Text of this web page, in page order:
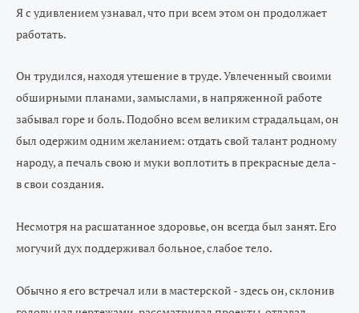
Я с удивлением узнавал, что при всем этом он продолжает
работать.
Он трудился, находя утешение в труде. Увлеченный своими
обширными планами, замыслами, в напряженной работе
забывал горе и боль. Подобно всем великим страдальцам, он
был одержим одним желанием: отдать свой талант родному
народу, а печаль свою и муки воплотить в прекрасные дела -
в свои создания.
Несмотря на расшатанное здоровье, он всегда был занят. Его
могучий дух поддерживал больное, слабое тело.
Обычно я его встречал или в мастерской - здесь он, склонив